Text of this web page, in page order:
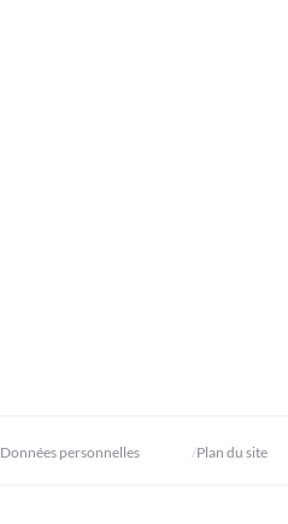
Données personnelles Plan du site